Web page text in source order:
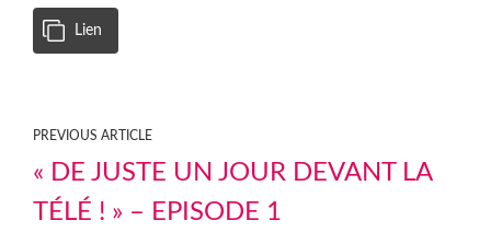
Lien
PREVIOUS ARTICLE
« DE JUSTE UN JOUR DEVANT LA
TÉLÉ ! » – EPISODE 1